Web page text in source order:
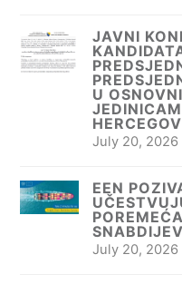
JAVNI
U
July 20, 2026
EEN
July 20, 2026